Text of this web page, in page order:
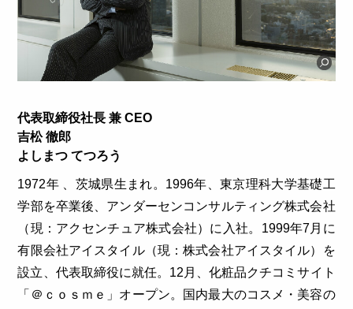
代表取締役社長 兼 CEO
吉松 徹郎
よしまつ てつろう
1972年 、茨城県生まれ。1996年、東京理科大学基礎工
学部を卒業後、アンダーセンコンサルティング株式会社
（現：アクセンチュア株式会社）に入社。1999年7月に
有限会社アイスタイル（現：株式会社アイスタイル）を
設立、代表取締役に就任。12月、化粧品クチコミサイト
「＠ｃｏｓｍｅ」オープン。国内最大のコスメ・美容の